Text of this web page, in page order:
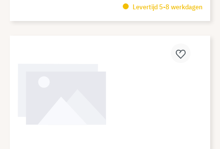
Levertijd 5-8 werkdagen